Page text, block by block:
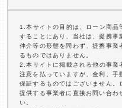
1.本サイトの目的は、ローン商品
することにあり、当社は、提携事
仲介等の形態を問わず、提携事
るものではありません。
2.本サイトに掲載される他の事業
注意を払っていますが、金利、手
保証するものではございません。
提供する事業者に直接お問い合わ
い。